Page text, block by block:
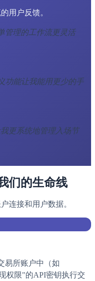
用户反馈。
管理的工作流更灵活
功能让我能用更少的手
更系统地管理入场节
们的生命线
连接和用户数据。
易所账户中（如
权限"的API密钥执行交